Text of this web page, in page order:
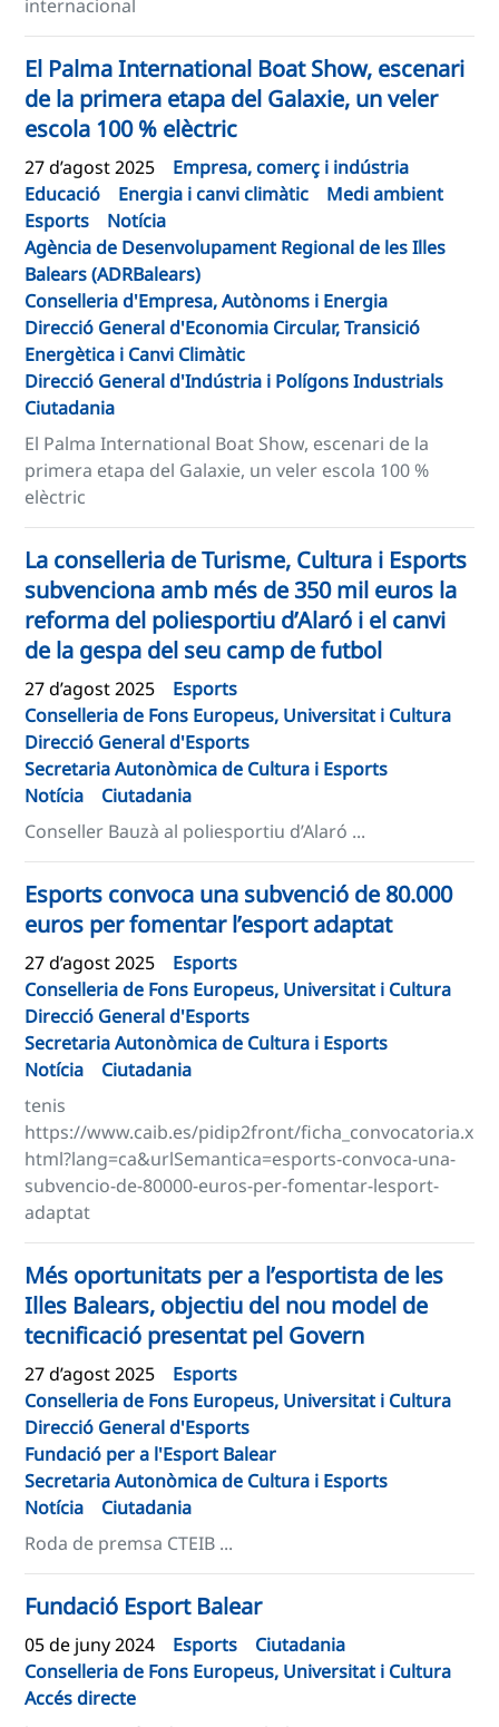
internacional
El Palma International Boat Show, escenari
de la primera etapa del Galaxie, un veler
escola 100 % elèctric
27 d’agost 2025
Empresa, comerç i indústria
Educació
Energia i canvi climàtic
Medi ambient
Esports
Notícia
Agència de Desenvolupament Regional de les Illes
Balears (ADRBalears)
Conselleria d'Empresa, Autònoms i Energia
Direcció General d'Economia Circular, Transició
Energètica i Canvi Climàtic
Direcció General d'Indústria i Polígons Industrials
Ciutadania
El Palma International Boat Show, escenari de la
primera etapa del Galaxie, un veler escola 100 %
elèctric
La conselleria de Turisme, Cultura i Esports
subvenciona amb més de 350 mil euros la
reforma del poliesportiu d’Alaró i el canvi
de la gespa del seu camp de futbol
27 d’agost 2025
Esports
Conselleria de Fons Europeus, Universitat i Cultura
Direcció General d'Esports
Secretaria Autonòmica de Cultura i Esports
Notícia
Ciutadania
Conseller Bauzà al poliesportiu d’Alaró ...
Esports convoca una subvenció de 80.000
euros per fomentar l’esport adaptat
27 d’agost 2025
Esports
Conselleria de Fons Europeus, Universitat i Cultura
Direcció General d'Esports
Secretaria Autonòmica de Cultura i Esports
Notícia
Ciutadania
tenis
https://www.caib.es/pidip2front/ficha_convocatoria.x
html?lang=ca&urlSemantica=esports-convoca-una-
subvencio-de-80000-euros-per-fomentar-lesport-
adaptat
Més oportunitats per a l’esportista de les
Illes Balears, objectiu del nou model de
tecnificació presentat pel Govern
27 d’agost 2025
Esports
Conselleria de Fons Europeus, Universitat i Cultura
Direcció General d'Esports
Fundació per a l'Esport Balear
Secretaria Autonòmica de Cultura i Esports
Notícia
Ciutadania
Roda de premsa CTEIB ...
Fundació Esport Balear
05 de juny 2024 Esports
Ciutadania
Conselleria de Fons Europeus, Universitat i Cultura
Accés directe